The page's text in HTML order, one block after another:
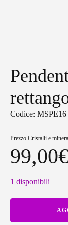
Codice: MSPE16
Prezzo Cristalli e
99,00
1 disponibili
Moonstone